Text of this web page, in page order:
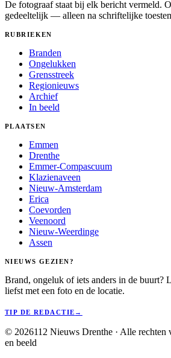
De fotograaf staat bij elk bericht vermeld.
gedeeltelijk — alleen na schriftelijke
RUBRIEKEN
Branden
Ongelukken
Grensstreek
Regionieuws
Archief
In beeld
PLAATSEN
Emmen
Drenthe
Emmer-Compascuum
Klazienaveen
Nieuw-Amsterdam
Erica
Coevorden
Veenoord
Nieuw-Weerdinge
Assen
NIEUWS GEZIEN?
Brand, ongeluk of iets anders in de buurt?
liefst met een foto en de locatie.
TIP DE REDACTIE →
© 2026112 Nieuws Drenthe · Alle rechten
en beeld